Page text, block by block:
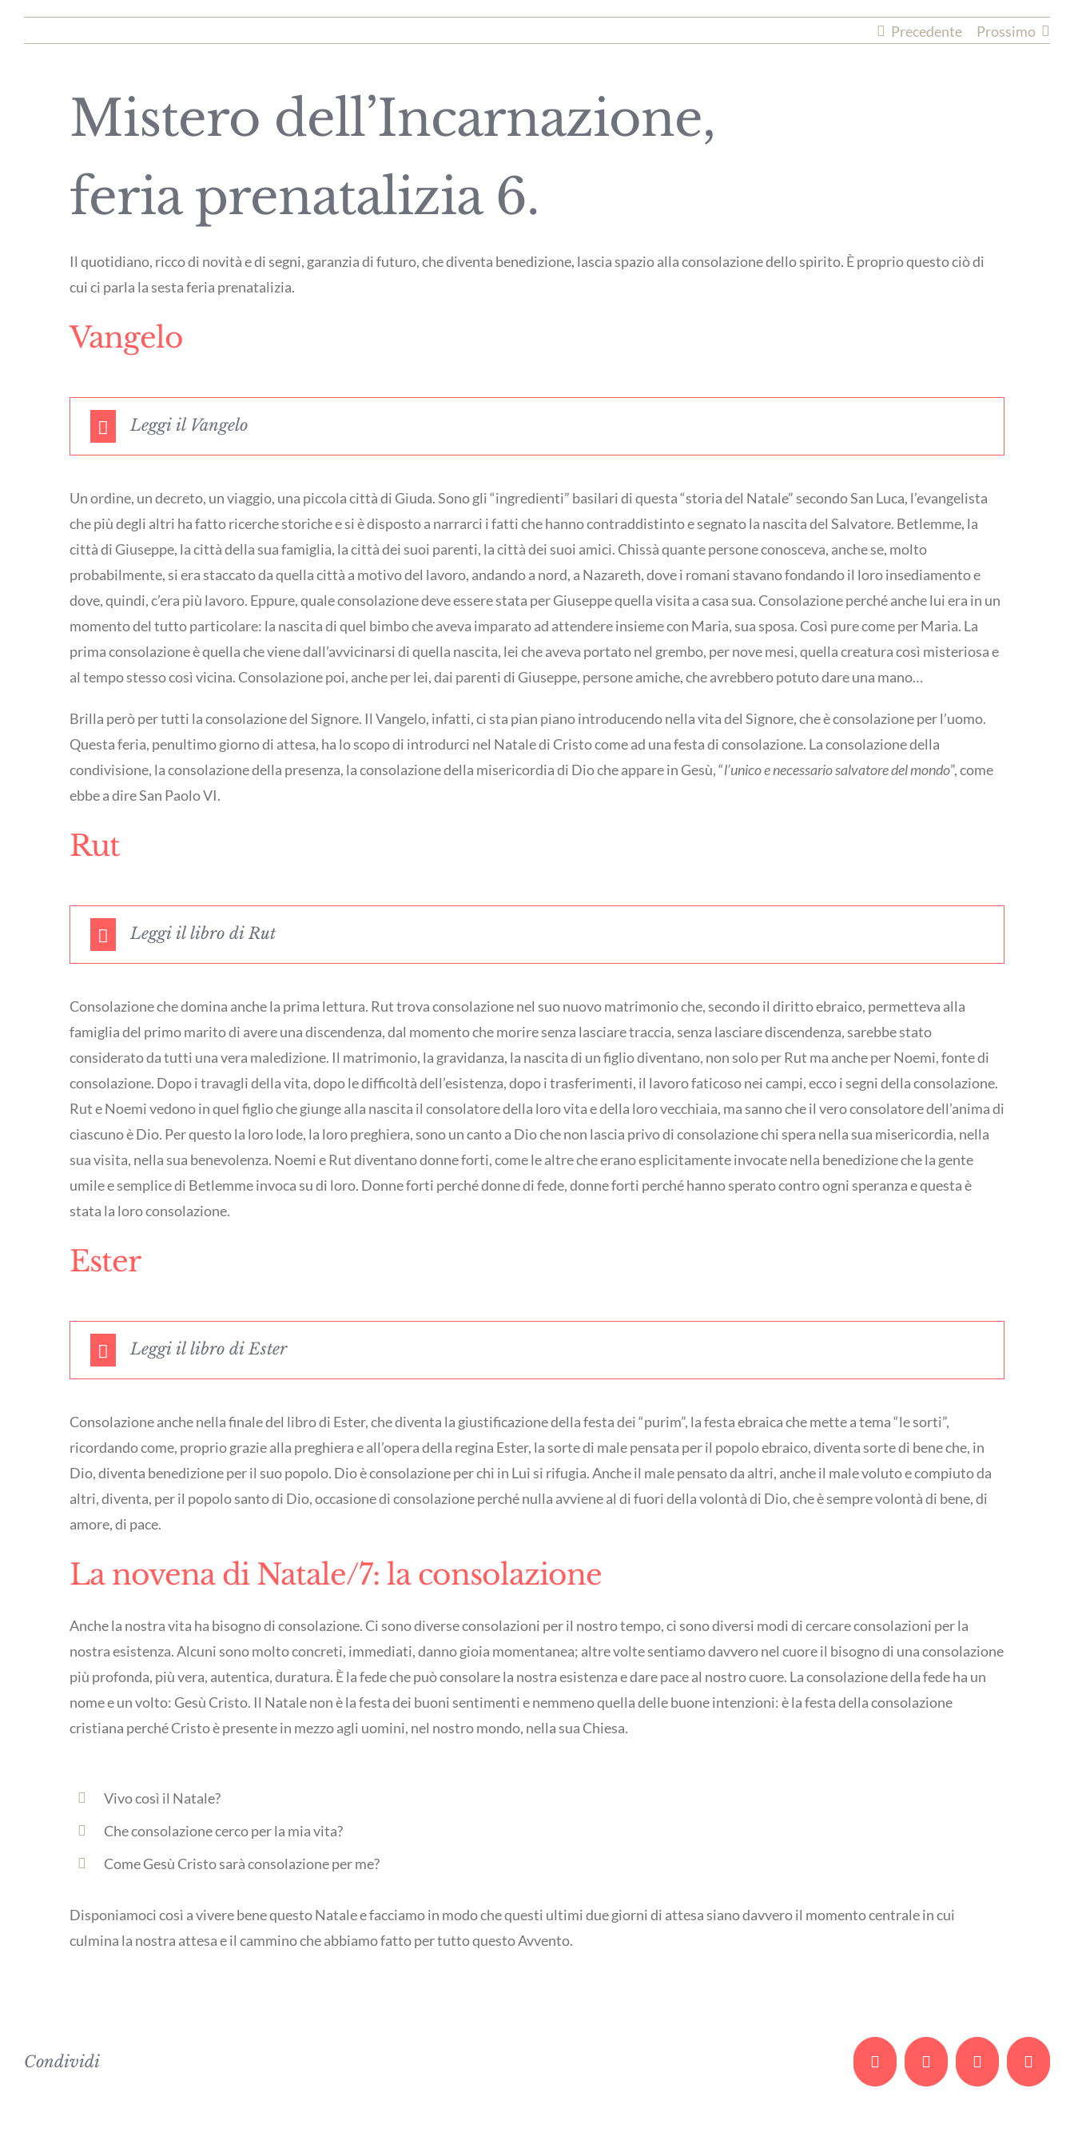
Precedente Prossimo
Mistero dell’Incarnazione,
feria prenatalizia 6.
Il quotidiano, ricco di novità e di segni, garanzia di futuro, che diventa benedizione, lascia spazio alla consolazione dello spirito. È proprio questo ciò di
cui ci parla la sesta feria prenatalizia.
Vangelo
Leggi il Vangelo
Un ordine, un decreto, un viaggio, una piccola città di Giuda. Sono gli “ingredienti” basilari di questa “storia del Natale” secondo San Luca, l’evangelista
che più degli altri ha fatto ricerche storiche e si è disposto a narrarci i fatti che hanno contraddistinto e segnato la nascita del Salvatore. Betlemme, la
città di Giuseppe, la città della sua famiglia, la città dei suoi parenti, la città dei suoi amici. Chissà quante persone conosceva, anche se, molto
probabilmente, si era staccato da quella città a motivo del lavoro, andando a nord, a Nazareth, dove i romani stavano fondando il loro insediamento e
dove, quindi, c’era più lavoro. Eppure, quale consolazione deve essere stata per Giuseppe quella visita a casa sua. Consolazione perché anche lui era in un
momento del tutto particolare: la nascita di quel bimbo che aveva imparato ad attendere insieme con Maria, sua sposa. Così pure come per Maria. La
prima consolazione è quella che viene dall’avvicinarsi di quella nascita, lei che aveva portato nel grembo, per nove mesi, quella creatura così misteriosa e
al tempo stesso così vicina. Consolazione poi, anche per lei, dai parenti di Giuseppe, persone amiche, che avrebbero potuto dare una mano…
Brilla però per tutti la consolazione del Signore. Il Vangelo, infatti, ci sta pian piano introducendo nella vita del Signore, che è consolazione per l’uomo.
Questa feria, penultimo giorno di attesa, ha lo scopo di introdurci nel Natale di Cristo come ad una festa di consolazione. La consolazione della
condivisione, la consolazione della presenza, la consolazione della misericordia di Dio che appare in Gesù, “l’unico e necessario salvatore del mondo”, come
ebbe a dire San Paolo VI.
Rut
Leggi il libro di Rut
Consolazione che domina anche la prima lettura. Rut trova consolazione nel suo nuovo matrimonio che, secondo il diritto ebraico, permetteva alla
famiglia del primo marito di avere una discendenza, dal momento che morire senza lasciare traccia, senza lasciare discendenza, sarebbe stato
considerato da tutti una vera maledizione. Il matrimonio, la gravidanza, la nascita di un figlio diventano, non solo per Rut ma anche per Noemi, fonte di
consolazione. Dopo i travagli della vita, dopo le difficoltà dell’esistenza, dopo i trasferimenti, il lavoro faticoso nei campi, ecco i segni della consolazione.
Rut e Noemi vedono in quel figlio che giunge alla nascita il consolatore della loro vita e della loro vecchiaia, ma sanno che il vero consolatore dell’anima di
ciascuno è Dio. Per questo la loro lode, la loro preghiera, sono un canto a Dio che non lascia privo di consolazione chi spera nella sua misericordia, nella
sua visita, nella sua benevolenza. Noemi e Rut diventano donne forti, come le altre che erano esplicitamente invocate nella benedizione che la gente
umile e semplice di Betlemme invoca su di loro. Donne forti perché donne di fede, donne forti perché hanno sperato contro ogni speranza e questa è
stata la loro consolazione.
Ester
Leggi il libro di Ester
Consolazione anche nella finale del libro di Ester, che diventa la giustificazione della festa dei “purim”, la festa ebraica che mette a tema “le sorti”,
ricordando come, proprio grazie alla preghiera e all’opera della regina Ester, la sorte di male pensata per il popolo ebraico, diventa sorte di bene che, in
Dio, diventa benedizione per il suo popolo. Dio è consolazione per chi in Lui si rifugia. Anche il male pensato da altri, anche il male voluto e compiuto da
altri, diventa, per il popolo santo di Dio, occasione di consolazione perché nulla avviene al di fuori della volontà di Dio, che è sempre volontà di bene, di
amore, di pace.
La novena di Natale/7: la consolazione
Anche la nostra vita ha bisogno di consolazione. Ci sono diverse consolazioni per il nostro tempo, ci sono diversi modi di cercare consolazioni per la
nostra esistenza. Alcuni sono molto concreti, immediati, danno gioia momentanea; altre volte sentiamo davvero nel cuore il bisogno di una consolazione
più profonda, più vera, autentica, duratura. È la fede che può consolare la nostra esistenza e dare pace al nostro cuore. La consolazione della fede ha un
nome e un volto: Gesù Cristo. Il Natale non è la festa dei buoni sentimenti e nemmeno quella delle buone intenzioni: è la festa della consolazione
cristiana perché Cristo è presente in mezzo agli uomini, nel nostro mondo, nella sua Chiesa.
Vivo così il Natale?
Che consolazione cerco per la mia vita?
Come Gesù Cristo sarà consolazione per me?
Disponiamoci così a vivere bene questo Natale e facciamo in modo che questi ultimi due giorni di attesa siano davvero il momento centrale in cui
culmina la nostra attesa e il cammino che abbiamo fatto per tutto questo Avvento.
Condividi Facebook Twitter Whatsapp Email